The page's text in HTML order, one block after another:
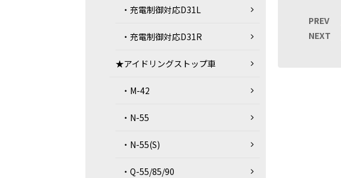
PREV
NEXT
・充電制御対応D31L
・充電制御対応D31R
★アイドリングストップ車
・M-42
・N-55
・N-55(S)
・Q-55/85/90